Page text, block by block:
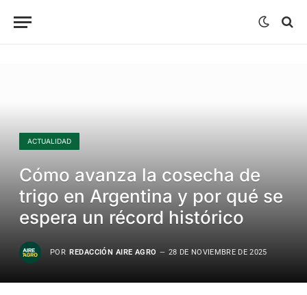
ACTUALIDAD
Cómo avanza la cosecha de
trigo en Argentina y por qué se
espera un récord histórico
POR REDACCIÓN AIRE AGRO 28 DE NOVIEMBRE DE 2025